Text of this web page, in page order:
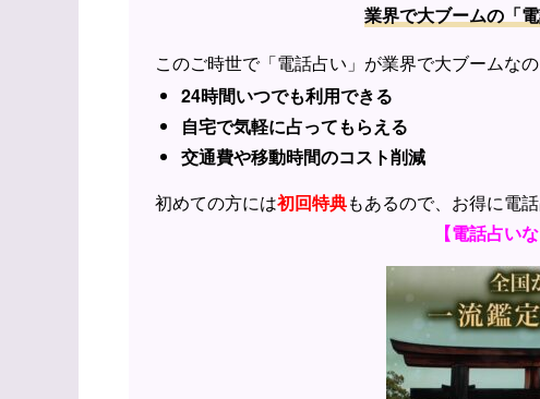
業界で大ブームの「
このご時世で「電話占い」が業界で大ブームな
24時間いつでも利用できる
自宅で気軽に占ってもらえる
交通費や移動時間のコスト削減
初めての方には初回特典もあるので、お得に電
【電話占い